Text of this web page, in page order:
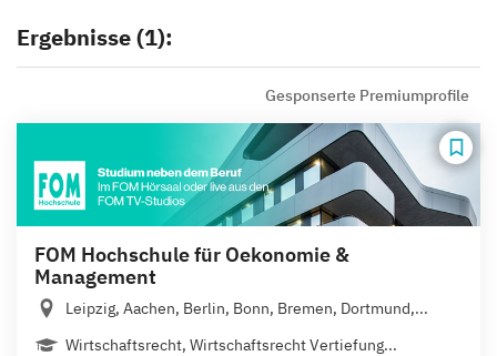
Ergebnisse (1):
Gesponserte Premiumprofile
FOM Hochschule für Oekonomie &
Management
Leipzig, Aachen, Berlin, Bonn, Bremen, Dortmund,...
Wirtschaftsrecht, Wirtschaftsrecht Vertiefung...